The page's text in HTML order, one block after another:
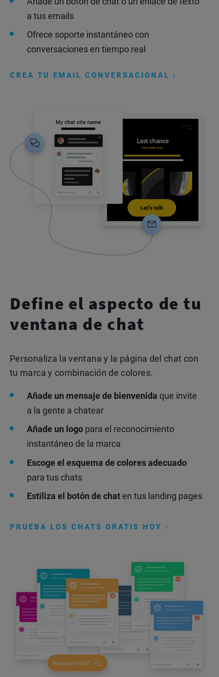
a tus emails
Ofrece soporte instantáneo con
conversaciones en tiempo real
CREA TU EMAIL CONVERSACIONAL ›
Define el aspecto de tu
ventana de chat
Personaliza la ventana y la página del chat con
tu marca y combinación de colores.
Añade un mensaje de bienvenida que invite
a la gente a chatear
Añade un logo para el reconocimiento
instantáneo de la marca
Escoge el esquema de colores adecuado
para tus chats
Estiliza el botón de chat en tus landing pages
PRUEBA LOS CHATS GRATIS HOY ›